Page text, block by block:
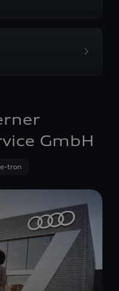
GmbH
e-tron